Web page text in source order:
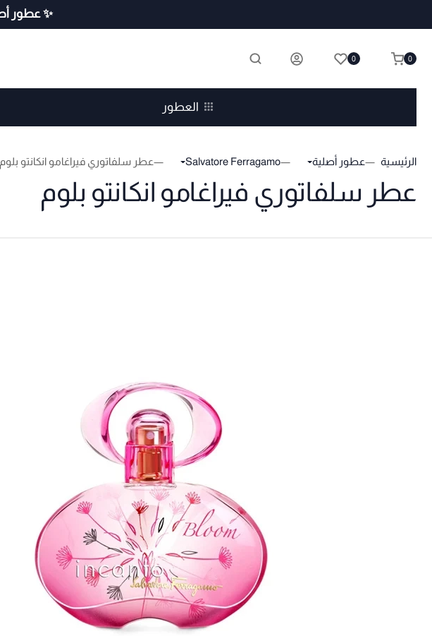
✨ عطور أصلية فاخرة بأسعار منافسة ✨
0 0
العطور
الرئيسية عطور أصلية Salvatore Ferragamo عطر سلفاتوري فيراغامو انكانتو بلوم
عطر سلفاتوري فيراغامو انكانتو بلوم